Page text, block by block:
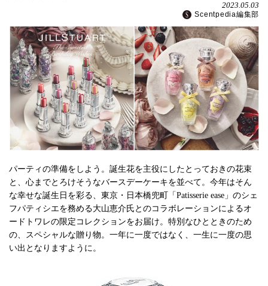
2023.05.03
Scentpedia編集部
パーティの準備をしよう。誕生花を主役にしたとっておきの花束
と、心までとろけそうなバースデーケーキを並べて。今年はそん
な幸せな誕生日を彩る、東京・日本橋兜町「Patisserie ease」のシェ
フパティシエを務める大山恵介氏とのコラボレーションによるオ
ードトワレの限定コレクションをお届け。特別なひとときのため
の、スペシャルな贈り物。一年に一度ではなく、一生に一度の思
い出となりますように。